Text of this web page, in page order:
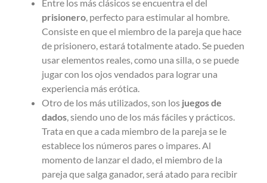
Entre los más clásicos se encuentra el del
prisionero , perfecto para estimular al hombre.
Consiste en que el miembro de la pareja que hace
de prisionero, estará totalmente atado. Se pueden
usar elementos reales, como una silla, o se puede
jugar con los ojos vendados para lograr una
experiencia más erótica.
Otro de los más utilizados, son los juegos de
dados , siendo uno de los más fáciles y prácticos.
Trata en que a cada miembro de la pareja se le
establece los números pares o impares. Al
momento de lanzar el dado, el miembro de la
pareja que salga ganador, será atado para recibir